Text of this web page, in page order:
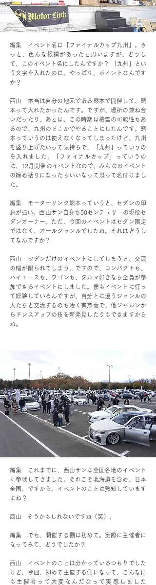
編集 イベント名は「ファイナルカップ九州」。き
っと、色んな候補があったと思いますが、どうし
て、このイベント名にしたんですか？ 「九州」とい
う文字を入れたのは、やっぱり、ポイントなんです
か？
西山 本当は自分の地元である熊本で開催して、熊
本って入れたかったんです。ですが、場所の兼ね合
いだったり、あとは、この時期は積雪の可能性もあ
るので、九州のどこかでやることにしたんです。熊
本っていうのは使えなくなってしまったけど、九州
を盛り上げたいって気持ちで、「九州」っていうの
を入れました。「ファイナルカップ」っていうの
は、12月開催のイベントなので、みんなのイベント
の締め括りになったらいいなって思って名付けまし
た。
編集 モーターリンク熊本っていうと、セダンの印
象が強い。西山サン自身も50センチュリーの現役セ
ダンオーナー。ただ、今回のイベントはセダン限定
ではなく、オールジャンルでしたね。それはどうし
てなんですか？
西山 セダンだけのイベントにしてしまうと、交流
の幅が限られてしまう。ですので、コンパクトも、
ハイエースも、ワゴンも、クルマ好きなら全員が参
加できるイベントにしました。僕もイベントに行っ
て経験しているんですが、自分とは違うジャンルの
人たちと交流するのも凄く有意義で、他ジャルンか
らドレスアップの技を新発見したりもできますから
ね。
編集 これまでに、西山サンは全国各地のイベント
に参戦してきました。それこそ北海道を含め、日本
全国。ですから、イベントのことは熟知しています
よね？
西山 そうかもしれないですね（笑）。
編集 でも、開催する側は初めて。実際に主催者に
なってみて、どうでしたか？
西山 イベントのことは分かっているつもりでした
けど、今回、初めて主催する側になって、こんなに
も主催者って大変なんだなって実感しました